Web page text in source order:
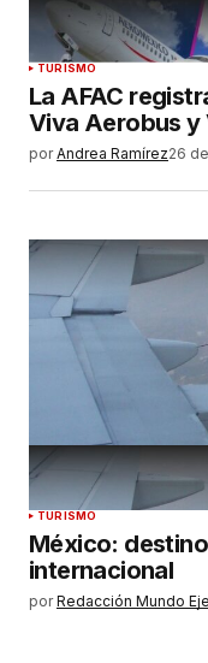
TURISMO
La AFAC
Viva Aerobus y
por Andrea Ramírez26
TURISMO
México:
internacional
por Redacción Mundo